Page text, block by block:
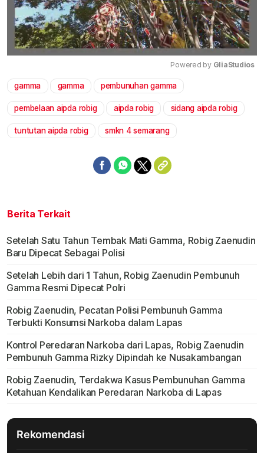
Powered by GliaStudios
gamma gamma pembunuhan gamma
pembelaan aipda robig aipda robig sidang aipda robig
tuntutan aipda robig smkn 4 semarang
Berita Terkait
Setelah Satu Tahun Tembak Mati Gamma, Robig Zaenudin
Baru Dipecat Sebagai Polisi
Setelah Lebih dari 1 Tahun, Robig Zaenudin Pembunuh
Gamma Resmi Dipecat Polri
Robig Zaenudin, Pecatan Polisi Pembunuh Gamma
Terbukti Konsumsi Narkoba dalam Lapas
Kontrol Peredaran Narkoba dari Lapas, Robig Zaenudin
Pembunuh Gamma Rizky Dipindah ke Nusakambangan
Robig Zaenudin, Terdakwa Kasus Pembunuhan Gamma
Ketahuan Kendalikan Peredaran Narkoba di Lapas
Rekomendasi